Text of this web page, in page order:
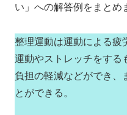
い」への解答例をまとめ
整理運動は運動による疲
運動やストレッチをする
負担の軽減などができ、
とができる。